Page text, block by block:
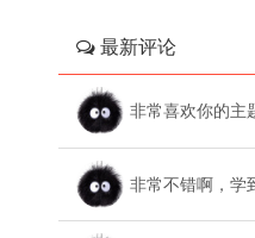
最新评论
非常喜欢你的主题，但是从
非常不错啊，学